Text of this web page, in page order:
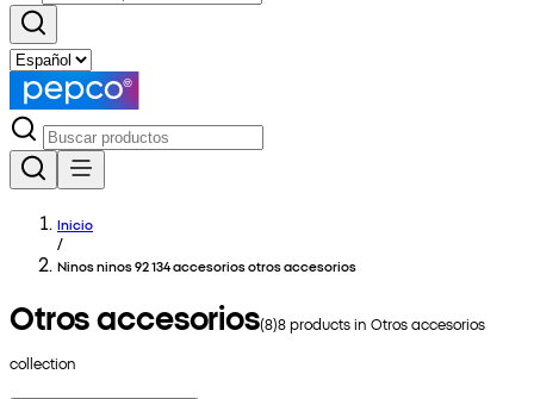
Inicio
/
Ninos ninos 92 134 accesorios otros accesorios
Otros accesorios(8)8products in Otros accesorios
collection